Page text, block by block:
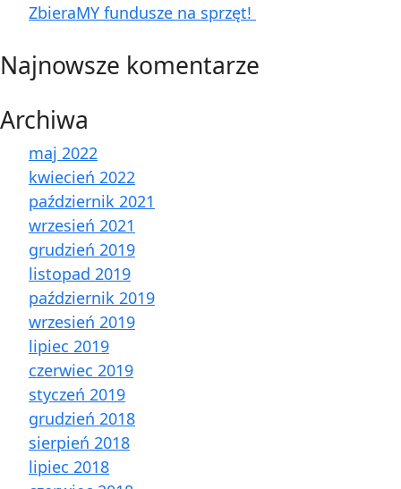
ZbieraMY fundusze na sprzęt!
Najnowsze komentarze
Archiwa
maj 2022
kwiecień 2022
październik 2021
wrzesień 2021
grudzień 2019
listopad 2019
październik 2019
wrzesień 2019
lipiec 2019
czerwiec 2019
styczeń 2019
grudzień 2018
sierpień 2018
lipiec 2018